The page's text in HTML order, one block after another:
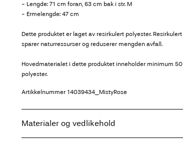
- Lengde: 71 cm foran, 63 cm bak i str. M
- Ermelengde: 47 cm
Dette produktet er laget av resirkulert polyester.
sparer naturressurser og reduserer mengden avfall.
Hovedmaterialet i dette produktet inneholder minimum
polyester.
Artikkelnummer 14039434_MistyRose
Materialer og vedlikehold